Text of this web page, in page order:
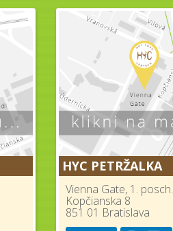
HYC PETRŽALKA
Vienna Gate, 1. posch.
Kopčianska 8
851 01 Bratislava